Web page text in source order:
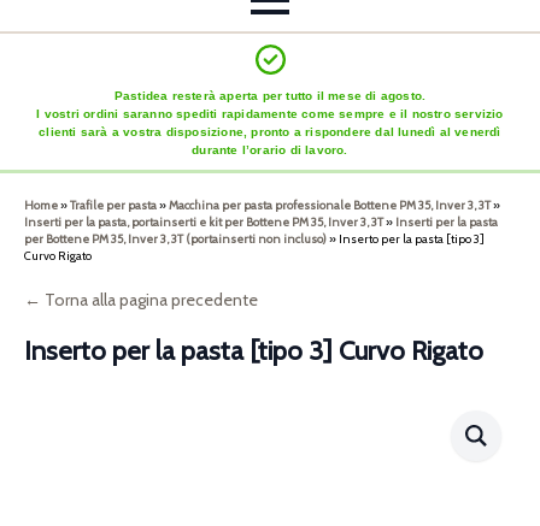
Pastidea resterà aperta per tutto il mese di agosto.
I vostri ordini saranno spediti rapidamente come sempre e il nostro servizio
clienti sarà a vostra disposizione, pronto a rispondere dal lunedì al venerdì
durante l’orario di lavoro.
Home»Trafile per pasta»Macchina per pasta professionale Bottene PM 35, Inver 3, 3T»
Inserti per la pasta, portainserti e kit per Bottene PM 35, Inver 3, 3T» Inserti per la pasta
per Bottene PM 35, Inver 3, 3T (portainserti non incluso)» Inserto per la pasta [tipo 3]
Curvo Rigato
← Torna alla pagina precedente
Inserto per la pasta [tipo 3] Curvo Rigato